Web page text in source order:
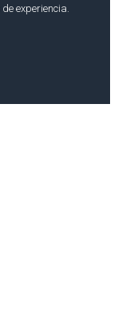
experiencia.